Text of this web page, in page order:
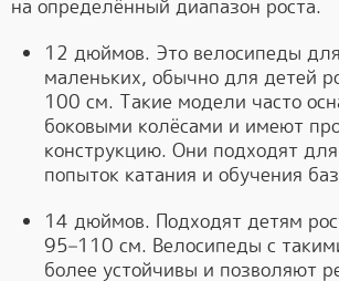
на определённый диапазон роста.
12 дюймов. Это велосипеды
маленьких, обычно для детей
100 см. Такие модели часто
боковыми колёсами и имеют
конструкцию. Они подходят
попыток катания и обучения
14 дюймов. Подходят детям
95–110 см. Велосипеды с
более устойчивы и позволяют